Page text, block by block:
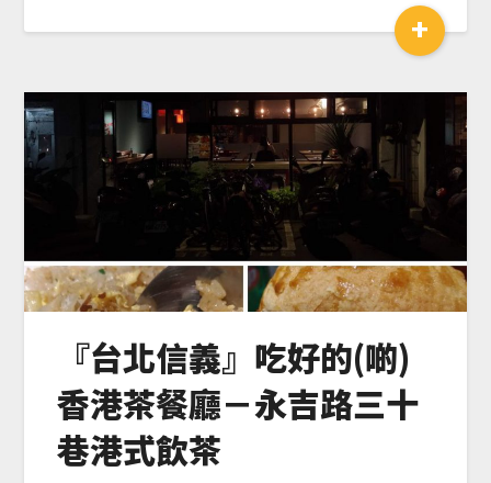
+
『台北信義』吃好的(啲)
香港茶餐廳－永吉路三十
巷港式飲茶